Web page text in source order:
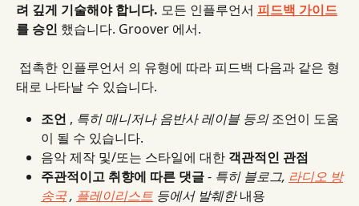
려 깊게 기술해야 합니다. 모든 인플루언서 피드백 가이드
를 승인 했습니다. Groover 에서.
태로 나타날 수 있습니다.
조언 , 특히 매니저나 음반사 레이블 등의 조언이 도움
이 될 수 있습니다.
음악 제작 및/또는 스타일에 대한 객관적인 관점
주관적이고 취향에 따른 댓글 - 특히 블로그, 라디오 방
송국 , 플레이리스트 등에서 발췌한 내용